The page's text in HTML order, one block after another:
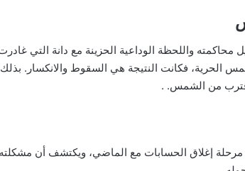
واللحظة الوداعية الحزينة مع دانة التي
الحرية، فكانت النتيجة هي السقوط والانكسار.
اقترب من الشمس. .
إغلاق الحسابات مع الماضي، ويكتشف أن